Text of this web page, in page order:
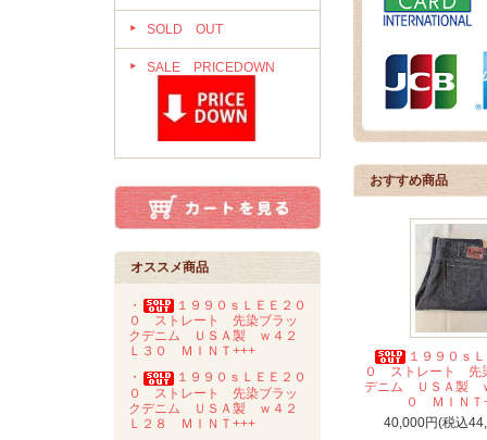
SOLD OUT
SALE PRICEDOWN
オススメ商品
・
１９９０ｓＬＥＥ２０
０ ストレート 先染ブラッ
クデニム ＵＳＡ製 ｗ４２
Ｌ３０ ＭＩＮＴ+++
・
１９９０ｓＬＥＥ２０
０ ストレート 先染ブラッ
クデニム ＵＳＡ製 ｗ４２
Ｌ２８ ＭＩＮＴ+++
おすすめ商品
１９９０ｓ
０ ストレート 先
デニム ＵＳＡ製
０ ＭＩＮＴ
40,000円(税込